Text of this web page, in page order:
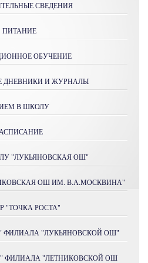
СВЕДЕНИЯ
ПИТАНИЕ
ОБУЧЕНИЕ
ДНЕВНИКИ И ЖУРНАЛЫ
В ШКОЛУ
"ЛУКЬЯНОВСКАЯ ОШ"
ОШ ИМ. В.А.МОСКВИНА"
"ТОЧКА РОСТА"
ФИЛИАЛА "ЛУКЬЯНОВСКОЙ ОШ"
ФИЛИАЛА "ЛЕТНИКОВСКОЙ ОШ